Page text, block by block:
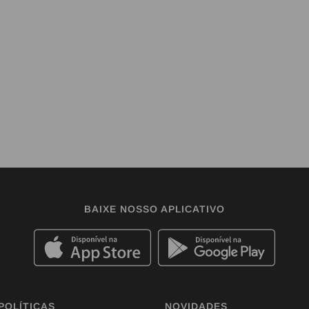
BAIXE NOSSO APLICATIVO
NOVIDADES